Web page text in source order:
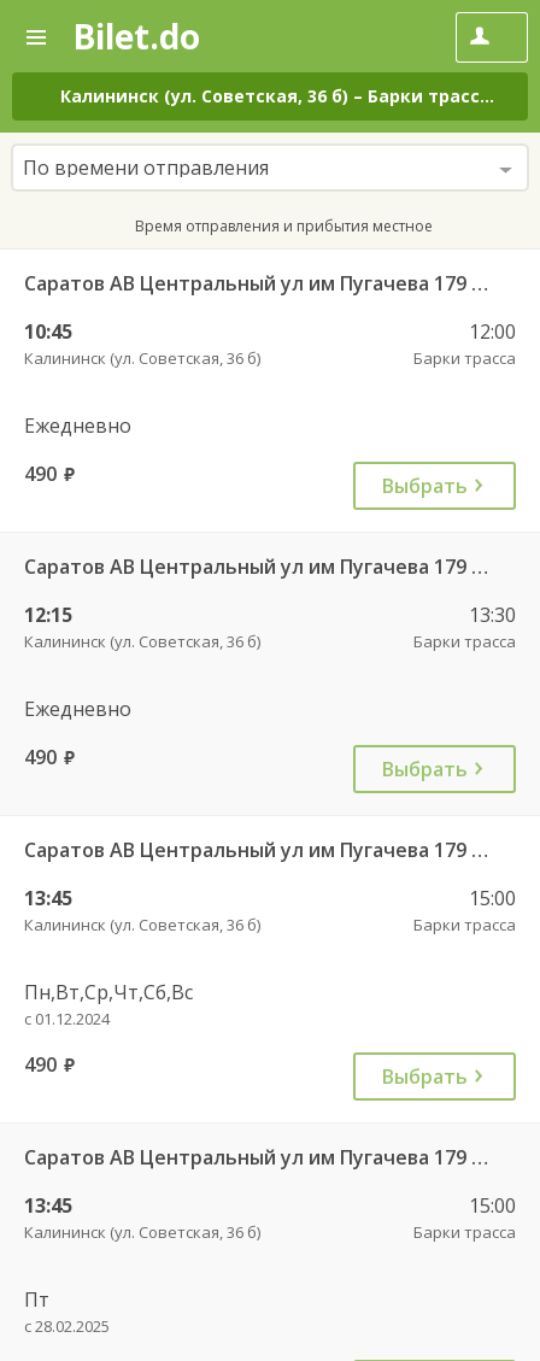
—
Поиск
и
покупка
билетов
на
автобус
онлайн
Bilet.do
Калининск (ул. Советская, 36 б) – Барки трасса
По времени отправления
Время отправления и прибытия местное
Саратов АВ Центральный ул им Пугачева 179 А — Балашов (Привокзальная площадь 7) 603-1
10:45
Калининск (ул. Советская, 36 б)
12:00
Барки трасса
Ежедневно
490 руб. Выбрать
Саратов АВ Центральный ул им Пугачева 179 А — Балашов (Привокзальная площадь 7) 603-1
12:15
Калининск (ул. Советская, 36 б)
13:30
Барки трасса
Ежедневно
490 руб. Выбрать
Саратов АВ Центральный ул им Пугачева 179 А — Балашов (Привокзальная площадь 7) 603-1
13:45
Калининск (ул. Советская, 36 б)
15:00
Барки трасса
Пн,Вт,Ср,Чт,Сб,Вс
с 01.12.2024
490 руб. Выбрать
Саратов АВ Центральный ул им Пугачева 179 А — Балашов (Привокзальная площадь 7) 603-1
13:45
Калининск (ул. Советская, 36 б)
15:00
Барки трасса
Пт
с 28.02.2025